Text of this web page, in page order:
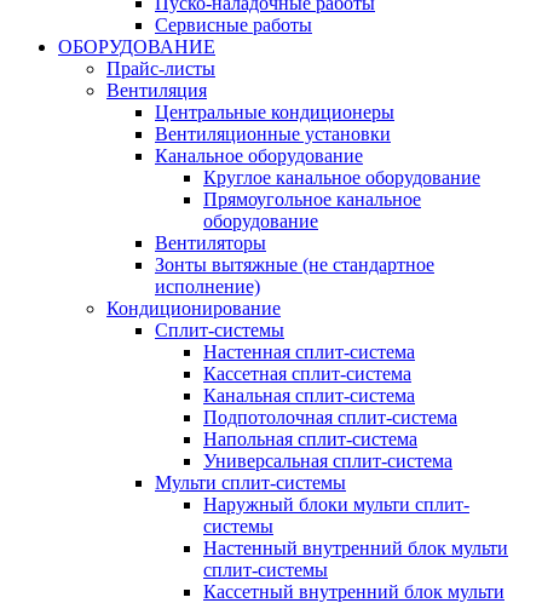
Сервисные работы
ОБОРУДОВАНИЕ
Прайс-листы
Вентиляция
Центральные кондиционеры
Вентиляционные установки
Канальное оборудование
Круглое канальное оборудование
Прямоугольное канальное
оборудование
Вентиляторы
Зонты вытяжные (не стандартное
исполнение)
Кондиционирование
Сплит-системы
Настенная сплит-система
Кассетная сплит-система
Канальная сплит-система
Подпотолочная сплит-система
Напольная сплит-система
Универсальная сплит-система
Мульти сплит-системы
Наружный блоки мульти сплит-
системы
Настенный внутренний блок мульти
сплит-системы
Кассетный внутренний блок мульти